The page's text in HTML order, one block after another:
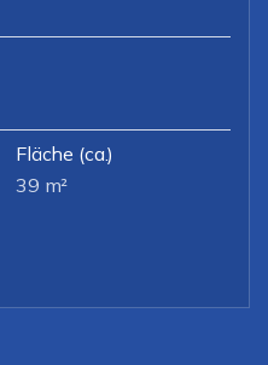
Fläche (ca.)
39 m²